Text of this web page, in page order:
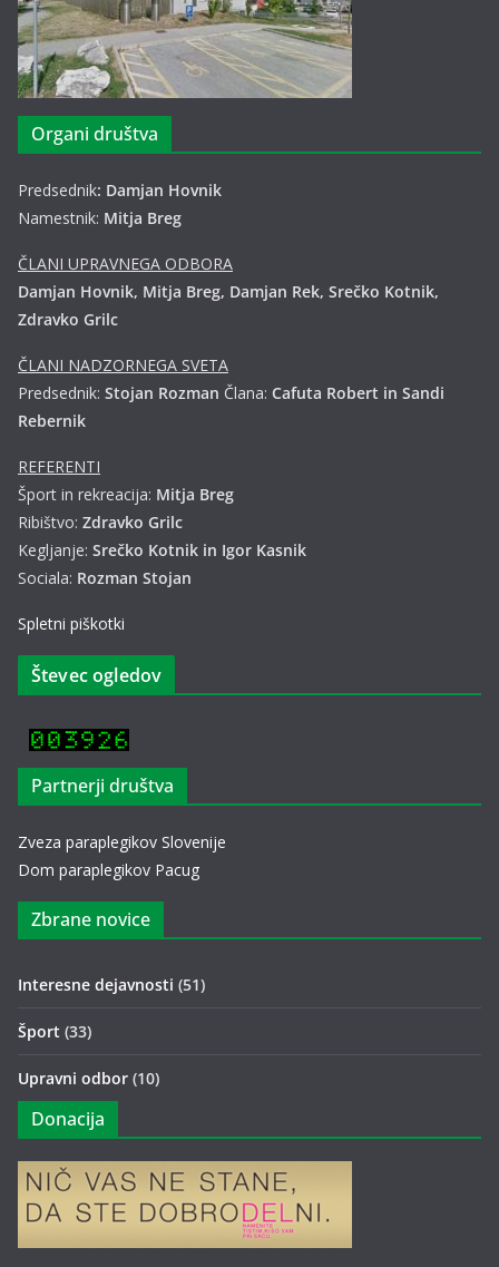
Organi društva
Predsednik: Damjan Hovnik
Namestnik: Mitja Breg
ČLANI UPRAVNEGA ODBORA
Damjan Hovnik, Mitja Breg, Damjan Rek, Srečko Kotnik,
Zdravko Grilc
ČLANI NADZORNEGA SVETA
Predsednik: Stojan Rozman Člana: Cafuta Robert in Sandi
Rebernik
REFERENTI
Šport in rekreacija: Mitja Breg
Ribištvo: Zdravko Grilc
Kegljanje: Srečko Kotnik in Igor Kasnik
Sociala: Rozman Stojan
Spletni piškotki
Števec ogledov
Partnerji društva
Zveza paraplegikov Slovenije
Dom paraplegikov Pacug
Zbrane novice
Interesne dejavnosti (51)
Šport (33)
Upravni odbor (10)
Donacija